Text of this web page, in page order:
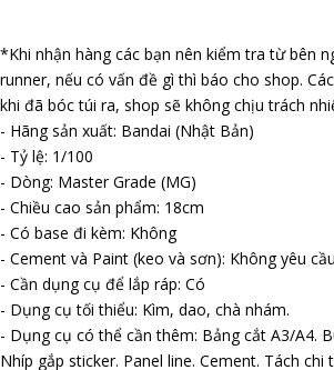
*Khi nhận hàng các bạn nên kiểm tra từ bên
runner, nếu có vấn đề gì thì báo cho shop.
khi đã bóc túi ra, shop sẽ không chịu trách
- Hãng sản xuất: Bandai (Nhật Bản)
- Tỷ lệ: 1/100
- Dòng: Master Grade (MG)
- Chiều cao sản phẩm: 18cm
- Có base đi kèm: Không
- Cement và Paint (keo và sơn): Không yêu cầu
- Cần dụng cụ để lắp ráp: Có
- Dụng cụ tối thiểu: Kìm, dao, chà nhám.
- Dụng cụ có thể cần thêm: Bảng cắt A3/A4.
Nhíp gắp sticker. Panel line. Cement. Tách chi